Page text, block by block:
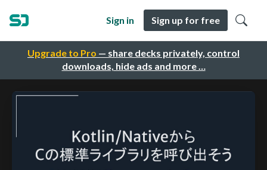
Upgrade to Pro — share decks privately, control
downloads, hide ads and more …
Sign in Sign up for free